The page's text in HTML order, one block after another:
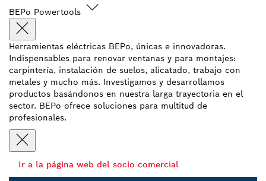
BEPo Powertools
Herramientas eléctricas BEPo, únicas e innovadoras.
Indispensables para renovar ventanas y para montajes:
carpintería, instalación de suelos, alicatado, trabajo con
metales y mucho más. Investigamos y desarrollamos
productos basándonos en nuestra larga trayectoria en el
sector. BEPo ofrece soluciones para multitud de
profesionales.
Ir a la página web del socio comercial